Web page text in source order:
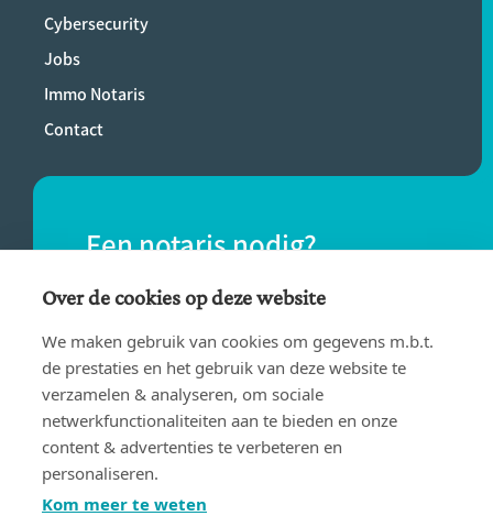
Cybersecurity
Jobs
Immo Notaris
Contact
Een notaris nodig?
Vind eenvoudig een notaris bij jou in de
buurt.
VIND EEN NOTARIS
Over de cookies op deze website
We maken gebruik van cookies om gegevens m.b.t.
de prestaties en het gebruik van deze website te
verzamelen & analyseren, om sociale
netwerkfunctionaliteiten aan te bieden en onze
content & advertenties te verbeteren en
personaliseren.
Kom meer te weten